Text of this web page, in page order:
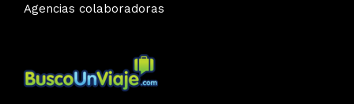
Agencias colaboradoras